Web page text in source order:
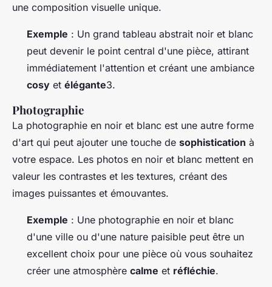
une composition visuelle unique.
Exemple : Un grand tableau abstrait noir et blanc
peut devenir le point central d'une pièce, attirant
immédiatement l'attention et créant une ambiance
cosy et élégante3.
Photographie
La photographie en noir et blanc est une autre forme
d'art qui peut ajouter une touche de sophistication à
votre espace. Les photos en noir et blanc mettent en
valeur les contrastes et les textures, créant des
images puissantes et émouvantes.
Exemple : Une photographie en noir et blanc
d'une ville ou d'une nature paisible peut être un
excellent choix pour une pièce où vous souhaitez
créer une atmosphère calme et réfléchie.